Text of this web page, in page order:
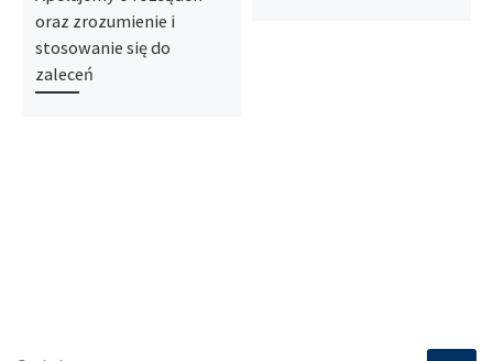
oraz zrozumienie i
stosowanie się do
zaleceń